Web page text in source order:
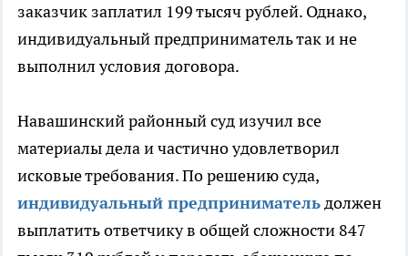
заказчик заплатил 199 тысяч рублей. Однако,
индивидуальный предприниматель так и не
выполнил условия договора.
Навашинский районный суд изучил все
материалы дела и частично удовлетворил
исковые требования. По решению суда,
индивидуальный предпринимательдолжен
выплатить ответчику в общей сложности 847